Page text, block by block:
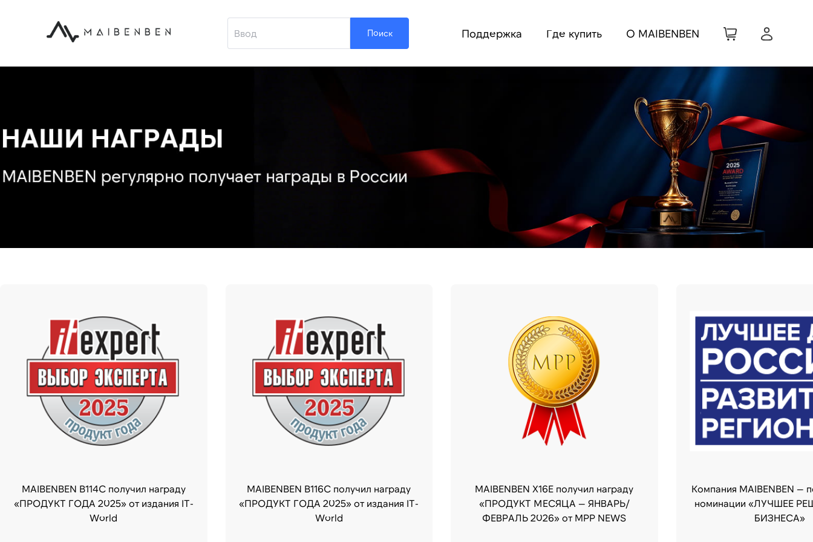
Поддержка Где купить О MAIBENBEN
Поиск
MAIBENBEN B114C получил награду
«ПРОДУКТ ГОДА 2025» от издания IT-
World
MAIBENBEN B116C получил награду
«ПРОДУКТ ГОДА 2025» от издания IT-
World
MAIBENBEN X16E получил награду
«ПРОДУКТ МЕСЯЦА — ЯНВАРЬ/
ФЕВРАЛЬ 2026» от MPP NEWS
Компания MAIBENBEN —
номинации «ЛУЧШЕЕ
БИЗНЕСА»